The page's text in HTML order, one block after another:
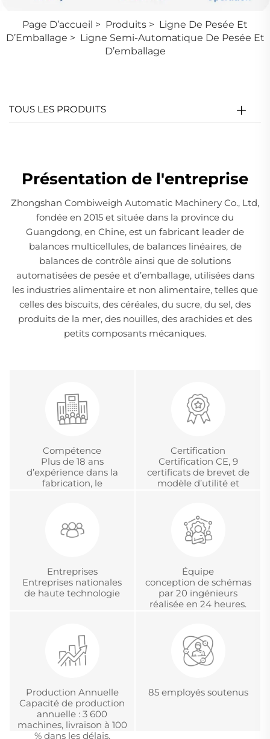
Page D’accueil > Produits > Ligne De Pesée Et
D’Emballage > Ligne Semi-Automatique De Pesée Et
D’emballage
TOUS LES PRODUITS
Présentation de l'entreprise
Zhongshan Combiweigh Automatic Machinery Co., Ltd,
fondée en 2015 et située dans la province du
Guangdong, en Chine, est un fabricant leader de
balances multicellules, de balances linéaires, de
balances de contrôle ainsi que de solutions
automatisées de pesée et d’emballage, utilisées dans
les industries alimentaire et non alimentaire, telles que
celles des biscuits, des céréales, du sucre, du sel, des
produits de la mer, des nouilles, des arachides et des
petits composants mécaniques.
Compétence
Plus de 18 ans
d’expérience dans la
fabrication, le
et ODM
Certification
Certification CE, 9
certificats de brevet de
modèle d’utilité et
métrologique.
Entreprises
Entreprises nationales
de haute technologie
Équipe
conception de schémas
par 20 ingénieurs
réalisée en 24 heures.
Production Annuelle
Capacité de production
annuelle : 3 600
machines, livraison à 100
% dans les délais.
85 employés soutenus